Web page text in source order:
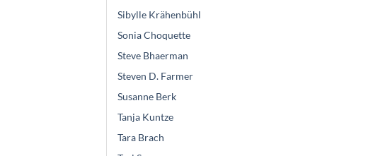
Sibylle Krähenbühl
Sonia Choquette
Steve Bhaerman
Steven D. Farmer
Susanne Berk
Tanja Kuntze
Tara Brach